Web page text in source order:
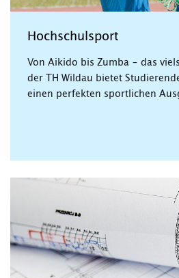
Hochschulsport
Von Aikido bis Zumba – das
der TH Wildau bietet
einen perfekten sportlichen